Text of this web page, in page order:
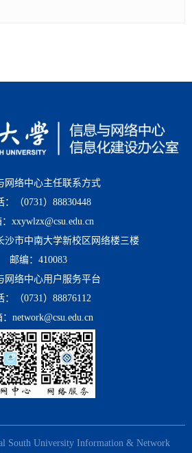
网络中心主任联系方式
：（0731）88830448
：xxywlzx@csu.edu.cn
沙市中南大学新校区网络楼三楼
邮编：410083
网络中心用户服务平台
：（0731）88876112
：network@csu.edu.cn
South University Information & Network